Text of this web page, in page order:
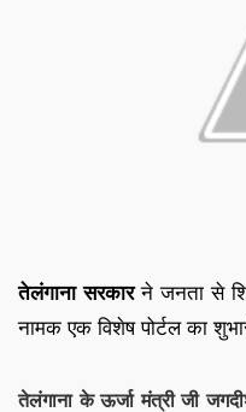
तेलंगाना सरकारने जनता से
नामक एक विशेष पोर्टल का
तेलंगाना के ऊर्जा मंत्री जी